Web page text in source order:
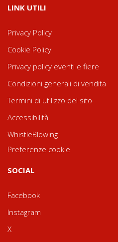
LINK UTILI
Privacy Policy
Cookie Policy
Privacy policy eventi e fiere
Condizioni generali di vendita
Termini di utilizzo del sito
Accessibilità
WhistleBlowing
Preferenze cookie
SOCIAL
Facebook
Instagram
X